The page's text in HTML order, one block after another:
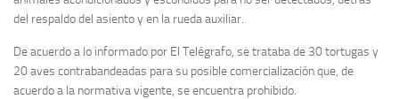
del respaldo del asiento y en la rueda auxiliar.
De acuerdo a lo informado por El Telégrafo, se trataba de 30 tortugas y
20 aves contrabandeadas para su posible comercialización que, de
acuerdo a la normativa vigente, se encuentra prohibido.